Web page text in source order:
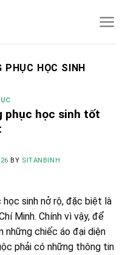
PHỤC HỌC SINH
phục học sinh tốt
BY SITANBINH
học sinh nở rộ, đặc biệt là
Minh. Chính vì vậy, để
chiếc áo đại diện
phải có những thông tin